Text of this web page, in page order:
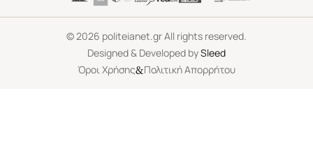
©2026 politeianet.gr All rights reserved.
Designed & Developed bySleed
Όροι Χρήσης&Πολιτική Απορρήτου